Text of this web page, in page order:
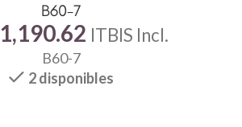
B60-7
1,190.62 ITBIS Incl.
B60-7
2 disponibles